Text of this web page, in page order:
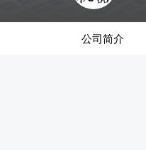
公司简介